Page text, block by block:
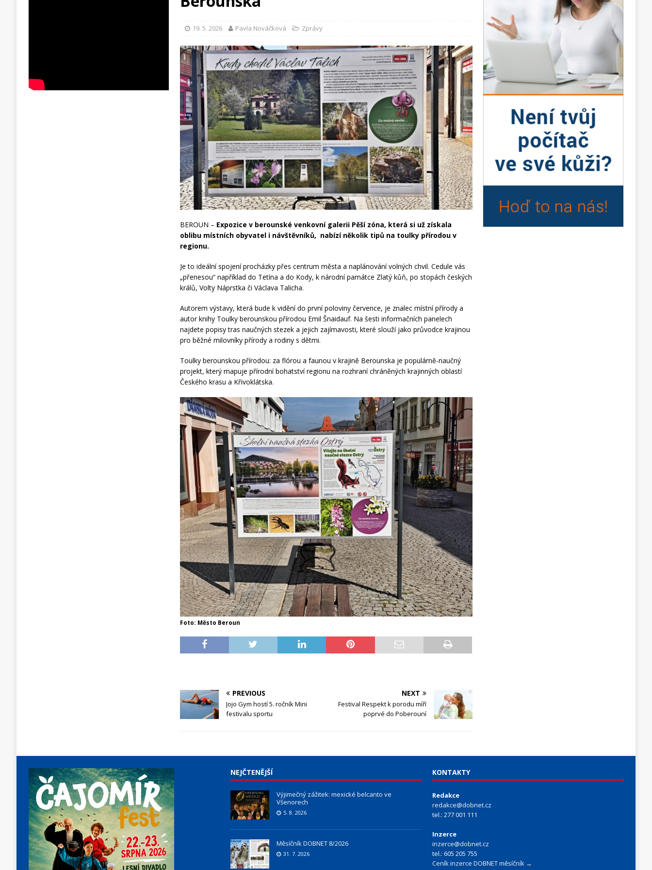
19. 5. 2026 Pavla Nováčková Zprávy
BEROUN – Expozice v berounské venkovní galerii Pěší zóna, která si už získala
oblibu místních obyvatel i návštěvníků, nabízí několik tipů na toulky přírodou v
regionu.
Je to ideální spojení procházky přes centrum města a naplánování volných chvil. Cedule vás
„přenesou“ například do Tetína a do Kody, k národní památce Zlatý kůň, po stopách českých
králů, Volty Náprstka či Václava Talicha.
Autorem výstavy, která bude k vidění do první poloviny července, je znalec místní přírody a
autor knihy Toulky berounskou přírodou Emil Šnaidauf. Na šesti informačních panelech
najdete popisy tras naučných stezek a jejich zajímavosti, které slouží jako průvodce krajinou
pro běžné milovníky přírody a rodiny s dětmi.
Toulky berounskou přírodou: za flórou a faunou v krajině Berounska je populárně-naučný
projekt, který mapuje přírodní bohatství regionu na rozhraní chráněných krajinných oblastí
Českého krasu a Křivoklátska.
Foto: Město Beroun
PREVIOUS
Jojo Gym hostí 5. ročník Mini
festivalu sportu
NEXT
Festival Respekt k porodu míří
poprvé do Poberouní
NEJČTENĚJŠÍ
Výjimečný zážitek: mexické belcanto ve
Všenorech
5. 8. 2026
Měsíčník DOBNET 8/2026
31. 7. 2026
KONTAKTY
Redakce
redakce@dobnet.cz
tel.: 277 001 111
Inzerce
inzerce@dobnet.cz
tel.: 605 205 755
Ceník inzerce DOBNET měsíčník →